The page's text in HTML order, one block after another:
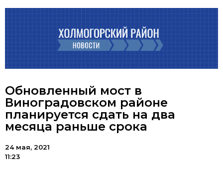
Обновленный мост в
Виноградовском районе
планируется сдать на два
месяца раньше срока
24 мая, 2021
11:23